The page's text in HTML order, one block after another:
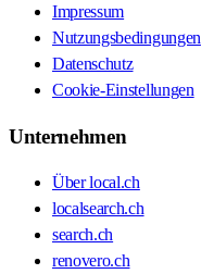
Impressum
Nutzungsbedingungen
Datenschutz
Cookie-Einstellungen
Unternehmen
Über local.ch
localsearch.ch
search.ch
renovero.ch